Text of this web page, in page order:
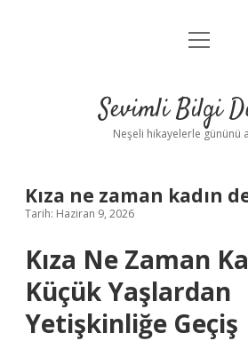
Anasayfa
Yasal Uyarı
menüyü
Sevimli Bilgi
Neşeli hikayelerle gününü
Kıza ne zaman kadın
Tarih: Haziran 9, 2026
Kıza Ne Zaman
Küçük Yaşlardan
Yetişkinliğe Geçiş